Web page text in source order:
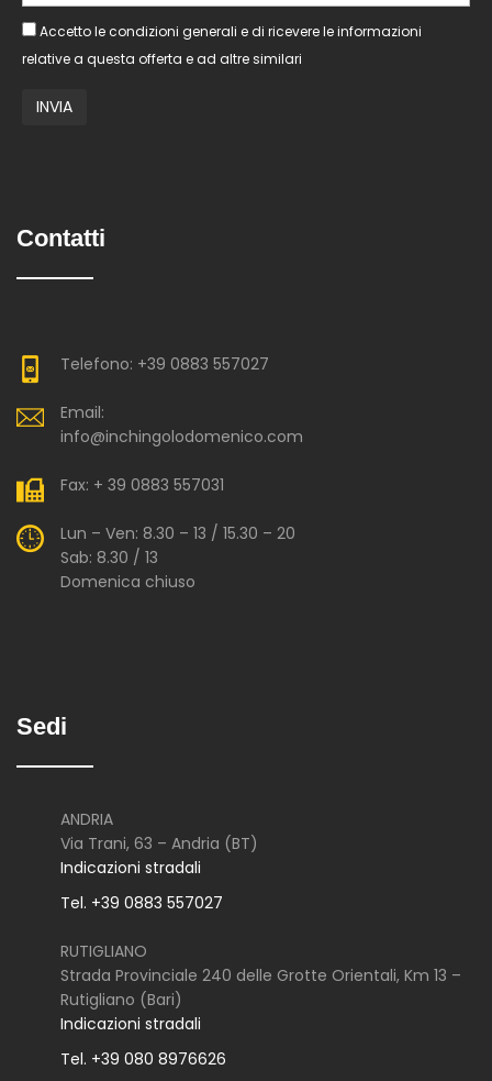
Accetto le condizioni generali e di ricevere le informazioni
relative a questa offerta e ad altre similari
Contatti
Telefono: +39 0883 557027
Email:
info@inchingolodomenico.com
Fax: + 39 0883 557031
Lun – Ven: 8.30 – 13 / 15.30 – 20
Sab: 8.30 / 13
Domenica chiuso
Sedi
ANDRIA
Via Trani, 63 – Andria (BT)
Indicazioni stradali
Tel. +39 0883 557027
RUTIGLIANO
Strada Provinciale 240 delle Grotte Orientali, Km 13 –
Rutigliano (Bari)
Indicazioni stradali
Tel. +39 080 8976626